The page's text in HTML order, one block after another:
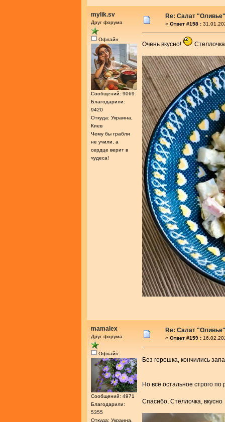
mylik.sv
Друг форума
Офлайн
Сообщений: 9069
Благодарили:
9420
Откуда: Украина,
Киев
Чему бы грабли
не учили, а
сердце верит в
чудеса!
Re: Салат "Оливье"
« Ответ #158 :
Очень вкусно!
mamalex
Друг форума
Офлайн
Сообщений: 4971
Благодарили:
5355
Откуда: Украина,
Re: Салат "Оливье"
« Ответ #159 :
Без горошка, кончились
Но всё остальное строго по
Спасибо, Стеллочка, вкусно